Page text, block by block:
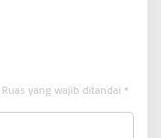
Ruas yang wajib ditandai *